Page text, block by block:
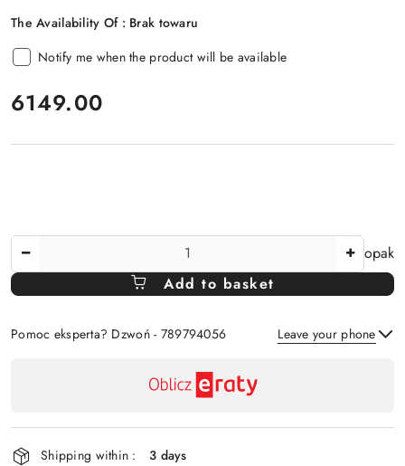
The Availability Of : Brak towaru
Notify me when the product will be available
price:
6149.00
Of
opak
Add to basket
Pomoc eksperta? Dzwoń - 789794056 Leave your phone
and
delivery
Shipping within :
3 days